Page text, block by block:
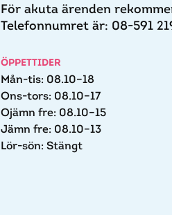
För akuta ärenden
Telefonnumret är: 08-591
ÖPPETTIDER
Mån-tis: 08.10–18
Ons-tors: 08.10–17
Ojämn fre: 08.10–15
Jämn fre: 08.10–13
Lör-sön: Stängt